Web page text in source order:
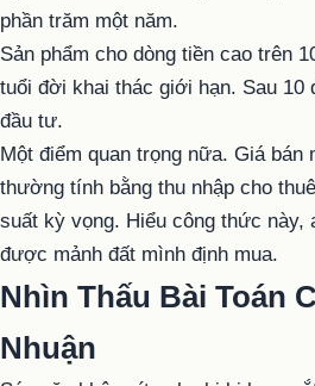
phần trăm một năm.
Sản phẩm cho dòng tiền cao trên
tuổi đời khai thác giới hạn. Sau 10
đầu tư.
Một điểm quan trọng nữa. Giá bán
thường tính bằng thu nhập cho
suất kỳ vọng. Hiểu công thức này,
được mảnh đất mình định mua.
Nhìn Thấu Bài Toán
Nhuận